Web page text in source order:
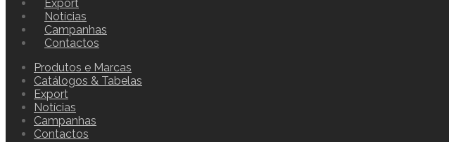
Export
Notícias
Campanhas
Contactos
Produtos e Marcas
Catálogos & Tabelas
Export
Notícias
Campanhas
Contactos